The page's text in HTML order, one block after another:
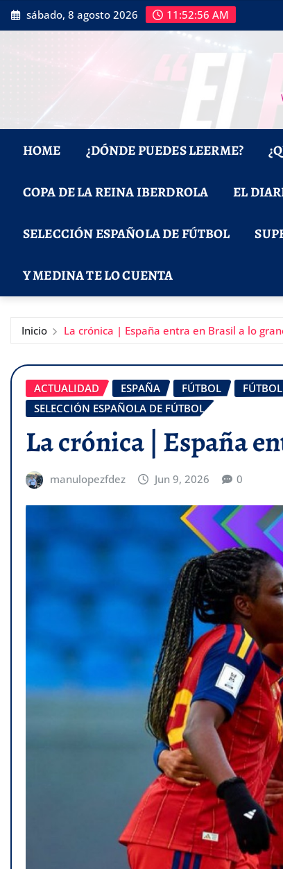
Saltar
al
sábado, 8 agosto 2026 11:52:58 AM
HOME ¿DÓNDE PUEDES LEERME?
COPA DE LA REINA IBERDROLA EL
SELECCIÓN ESPAÑOLA DE FÚTBOL
Y MEDINA TE LO CUENTA
Inicio La crónica | España entra en Brasil a lo
ACTUALIDAD ESPAÑA FÚTBOL
SELECCIÓN ESPAÑOLA DE FÚTBOL
La crónica | España
manulopezfdez Jun 9, 2026 0